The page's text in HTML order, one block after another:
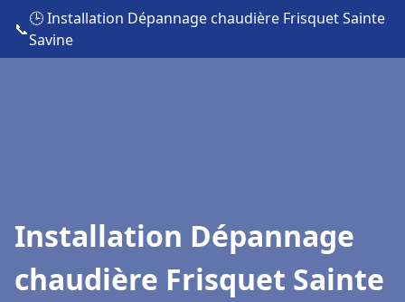
📞
🕒 Installation Dépannage chaudière Frisquet Sainte
Savine
Installation Dépannage
chaudière Frisquet Sainte